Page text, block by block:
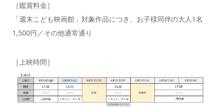
［鑑賞料金］
「週末こども映画館」対象作品につき、お子様同伴の大人1名
1,500円／その他通常通り
［上映時間］